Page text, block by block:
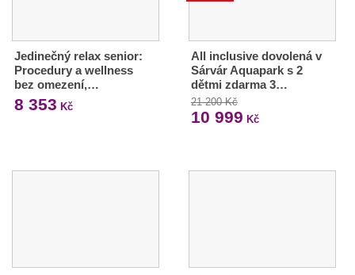
Jedinečný relax senior:
Procedury a wellness
bez omezení,…
8 353 Kč
All inclusive dovolená v
Sárvár Aquapark s 2
dětmi zdarma 3…
21 200 Kč
10 999 Kč